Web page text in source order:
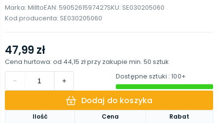
Marka: MilltoEAN: 5905261597427SKU: SE030205060
Kod producenta: SE030205060
Ilość Cena
Rabat
47,99 zł
Cena hurtowa: od 44,15 złprzy zakupie min. 50 sztuk
Dostępne sztuki : 100+
Dodaj do koszyka